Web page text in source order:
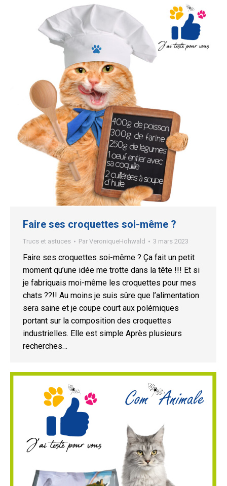
Faire ses croquettes soi-même ?
Trucs et astuces Par VeroniqueHohwald 3 mars 2023
Faire ses croquettes soi-même ? Ça fait un petit
moment qu’une idée me trotte dans la tête !!! Et si
je fabriquais moi-même les croquettes pour mes
chats ??!! Au moins je suis sûre que l’alimentation
sera saine et je coupe court aux polémiques
portant sur la composition des croquettes
industrielles. Elle est simple Après plusieurs
recherches…